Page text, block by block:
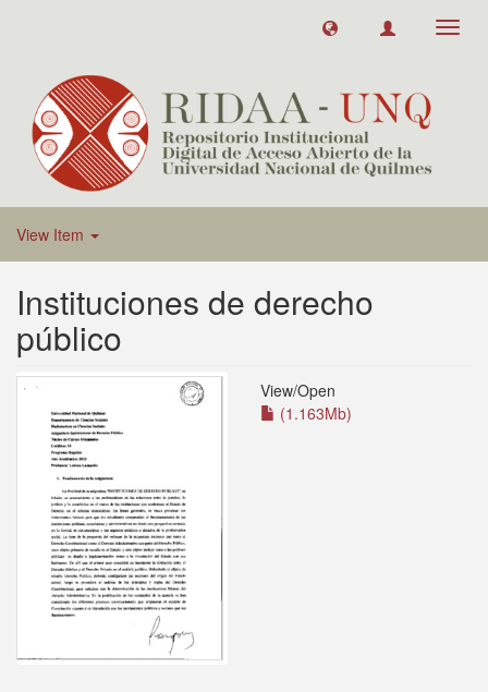
View Item
Instituciones de derecho
público
View/Open
(1.163Mb)